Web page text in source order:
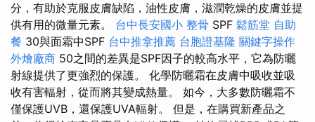
分，有助於克服皮膚缺陷，油性皮膚，滋潤乾燥的皮膚並提
供有用的微量元素。 台中長安國小 整骨 SPF 鬆筋堂 自助
餐 30與面霜中SPF 台中推拿推薦 台胞證基隆 關鍵字操作
外燴廠商 50之間的差異是SPF因子的較高水平，它為防曬
射線提供了更強烈的保護。 化學防曬霜在皮膚中吸收並吸
收有害輻射，從而將其變成熱量。 如今，大多數防曬霜不
僅保護UVB，還保護UVA輻射。 但是，在購買新產品之